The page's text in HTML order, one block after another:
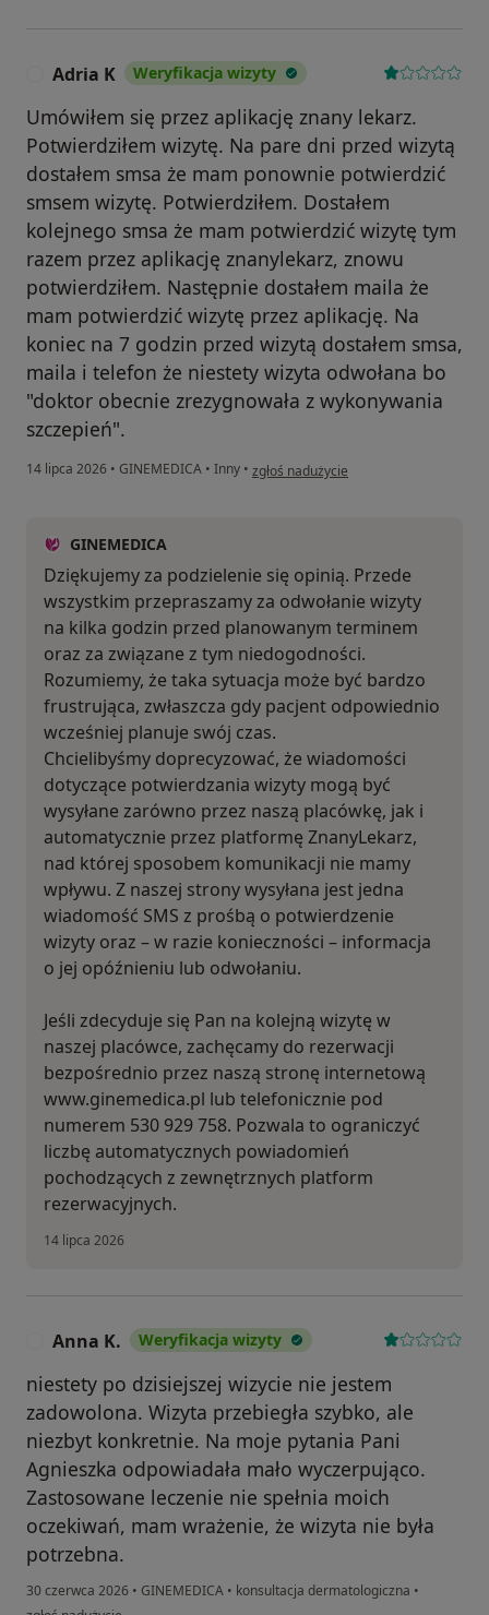
Adria K Weryfikacja wizyty
Umówiłem się przez aplikację znany lekarz.
Potwierdziłem wizytę. Na pare dni przed wizytą
dostałem smsa że mam ponownie potwierdzić
smsem wizytę. Potwierdziłem. Dostałem
kolejnego smsa że mam potwierdzić wizytę tym
razem przez aplikację znanylekarz, znowu
potwierdziłem. Następnie dostałem maila że
mam potwierdzić wizytę przez aplikację. Na
koniec na 7 godzin przed wizytą dostałem smsa,
maila i telefon że niestety wizyta odwołana bo
"doktor obecnie zrezygnowała z wykonywania
szczepień".
14 lipca 2026 • GINEMEDICA • Inny • w opinii użytkownika Adria K
zgłoś nadużycie
GINEMEDICA
Dziękujemy za podzielenie się opinią. Przede
wszystkim przepraszamy za odwołanie wizyty
na kilka godzin przed planowanym terminem
oraz za związane z tym niedogodności.
Rozumiemy, że taka sytuacja może być bardzo
frustrująca, zwłaszcza gdy pacjent odpowiednio
wcześniej planuje swój czas.
Chcielibyśmy doprecyzować, że wiadomości
dotyczące potwierdzania wizyty mogą być
wysyłane zarówno przez naszą placówkę, jak i
automatycznie przez platformę ZnanyLekarz,
nad której sposobem komunikacji nie mamy
wpływu. Z naszej strony wysyłana jest jedna
wiadomość SMS z prośbą o potwierdzenie
wizyty oraz – w razie konieczności – informacja
o jej opóźnieniu lub odwołaniu.
Jeśli zdecyduje się Pan na kolejną wizytę w
naszej placówce, zachęcamy do rezerwacji
bezpośrednio przez naszą stronę internetową
www.ginemedica.pl lub telefonicznie pod
numerem 530 929 758. Pozwala to ograniczyć
liczbę automatycznych powiadomień
pochodzących z zewnętrznych platform
rezerwacyjnych.
14 lipca 2026
Anna K. Weryfikacja wizyty
niestety po dzisiejszej wizycie nie jestem
zadowolona. Wizyta przebiegła szybko, ale
niezbyt konkretnie. Na moje pytania Pani
Agnieszka odpowiadała mało wyczerpująco.
Zastosowane leczenie nie spełnia moich
oczekiwań, mam wrażenie, że wizyta nie była
potrzebna.
30 czerwca 2026 • GINEMEDICA • konsultacja dermatologiczna •
w opinii użytkownika Anna K.